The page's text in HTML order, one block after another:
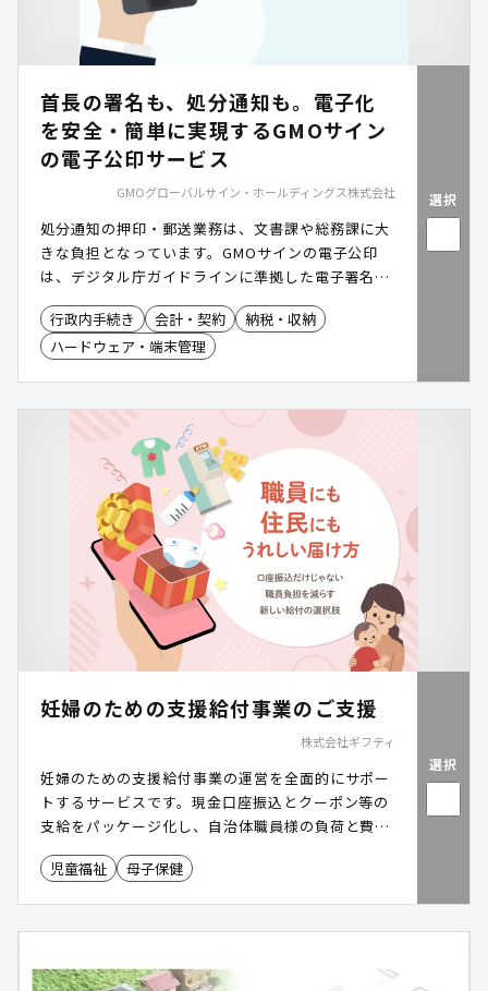
首長の署名も、処分通知も。電子化
を安全・簡単に実現するGMOサイン
の電子公印サービス
GMOグローバルサイン・ホールディングス株式会社
処分通知の押印・郵送業務は、文書課や総務課に大
きな負担となっています。GMOサインの電子公印
は、デジタル庁ガイドラインに準拠した電子署名に
より、首長印を含む公印の電子化を安全に実現しま
す。LGPKIの課題を解消しつつ、既存システムとの
連携やリモート署名にも対応。文書交付の効率化を
行政内手続き 会計・契約
納税・収納
ハードウェア・端末管理
選択
妊婦のための支援給付事業のご支援
株式会社ギフティ
妊婦のための支援給付事業の運営を全面的にサポー
トするサービスです。現金口座振込とクーポン等の
支給をパッケージ化し、自治体職員様の負荷と費用
負担を低減します。
児童福祉
母子保健
選択